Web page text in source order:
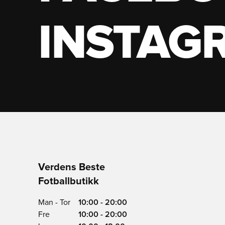
Verdens Beste
Fotballbutikk
Man - Tor
10:00 - 20:00
Fre
10:00 - 20:00